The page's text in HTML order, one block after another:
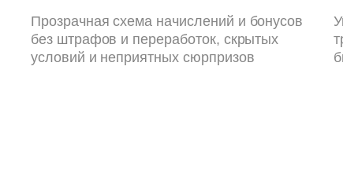
Прозрачная схема начислений и бонусов
без штрафов и переработок, скрытых
условий и неприятных сюрпризов